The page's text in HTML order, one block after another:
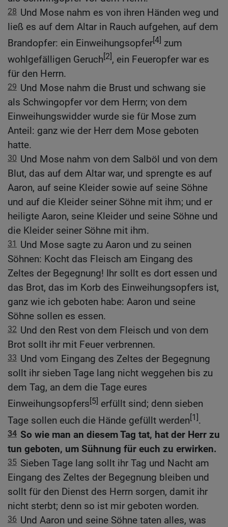
28 Und Mose nahm es von ihren Händen weg und
ließ es auf dem Altar in Rauch aufgehen, auf dem
Brandopfer: ein Einweihungsopfer[4] zum
wohlgefälligen Geruch[2], ein Feueropfer war es
für den Herrn.
29 Und Mose nahm die Brust und schwang sie
als Schwingopfer vor dem Herrn; von dem
Einweihungswidder wurde sie für Mose zum
Anteil: ganz wie der Herr dem Mose geboten
hatte.
30 Und Mose nahm von dem Salböl und von dem
Blut, das auf dem Altar war, und sprengte es auf
Aaron, auf seine Kleider sowie auf seine Söhne
und auf die Kleider seiner Söhne mit ihm; und er
heiligte Aaron, seine Kleider und seine Söhne und
die Kleider seiner Söhne mit ihm.
31
Und Mose sagte zu Aaron und zu seinen
Söhnen: Kocht das Fleisch am Eingang des
Zeltes der Begegnung! Ihr sollt es dort essen und
das Brot, das im Korb des Einweihungsopfers ist,
ganz wie ich geboten habe: Aaron und seine
Söhne sollen es essen.
32 Und den Rest von dem Fleisch und von dem
Brot sollt ihr mit Feuer verbrennen.
33 Und vom Eingang des Zeltes der Begegnung
sollt ihr sieben Tage lang nicht weggehen bis zu
dem Tag, an dem die Tage eures
Einweihungsopfers[5] erfüllt sind; denn sieben
Tage sollen euch die Hände gefüllt werden[1].
34 So wie man an diesem Tag tat, hat der Herr zu
tun geboten, um Sühnung für euch zu erwirken.
35 Sieben Tage lang sollt ihr Tag und Nacht am
Eingang des Zeltes der Begegnung bleiben und
sollt für den Dienst des Herrn sorgen, damit ihr
nicht sterbt; denn so ist mir geboten worden.
36 Und Aaron und seine Söhne taten alles, was